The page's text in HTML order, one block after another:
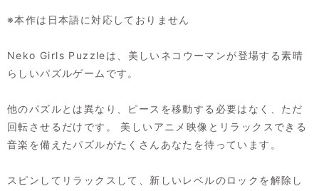
※本作は日本語に対応しておりません
Neko Girls Puzzleは、美しいネコウーマンが登場する素晴
らしいパズルゲームです。
他のパズルとは異なり、ピースを移動する必要はなく、ただ
回転させるだけです。 美しいアニメ映像とリラックスできる
音楽を備えたパズルがたくさんあなたを待っています。
スピンしてリラックスして、新しいレベルのロックを解除し